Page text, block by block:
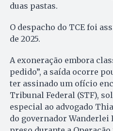
duas pastas.
O despacho do TCE foi
de 2025.
A exoneração embora
pedido”, a saída ocorre
ter assinado um ofício
Tribunal Federal (STF),
especial ao advogado
do governador Wanderlei